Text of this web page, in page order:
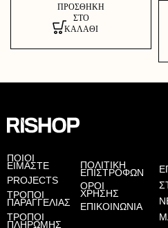
ΠΡΟΣΘΉΚΗ
ΣΤΟ
ΚΑΛΆΘΙ
ΠΟΙΟΙ
ΕΙΜΑΣΤΕ
PROJECTS
ΤΡΟΠΟΙ
ΠΑΡΑΓΓΕΛΙΑΣ
ΤΡΟΠΟΙ
ΠΛΗΡΩΜΗΣ
ΠΟΛΙΤΙΚΗ
ΕΠΙΣΤΡΟΦΩΝ
ΟΡΟΙ
ΧΡΗΣΗΣ
ΕΠΙΚΟΙΝΩΝΙΑ